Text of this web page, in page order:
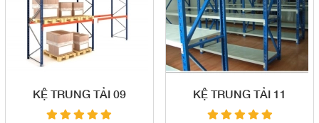
KỆ TRUNG TẢI 09 KỆ TRUNG TẢI 11